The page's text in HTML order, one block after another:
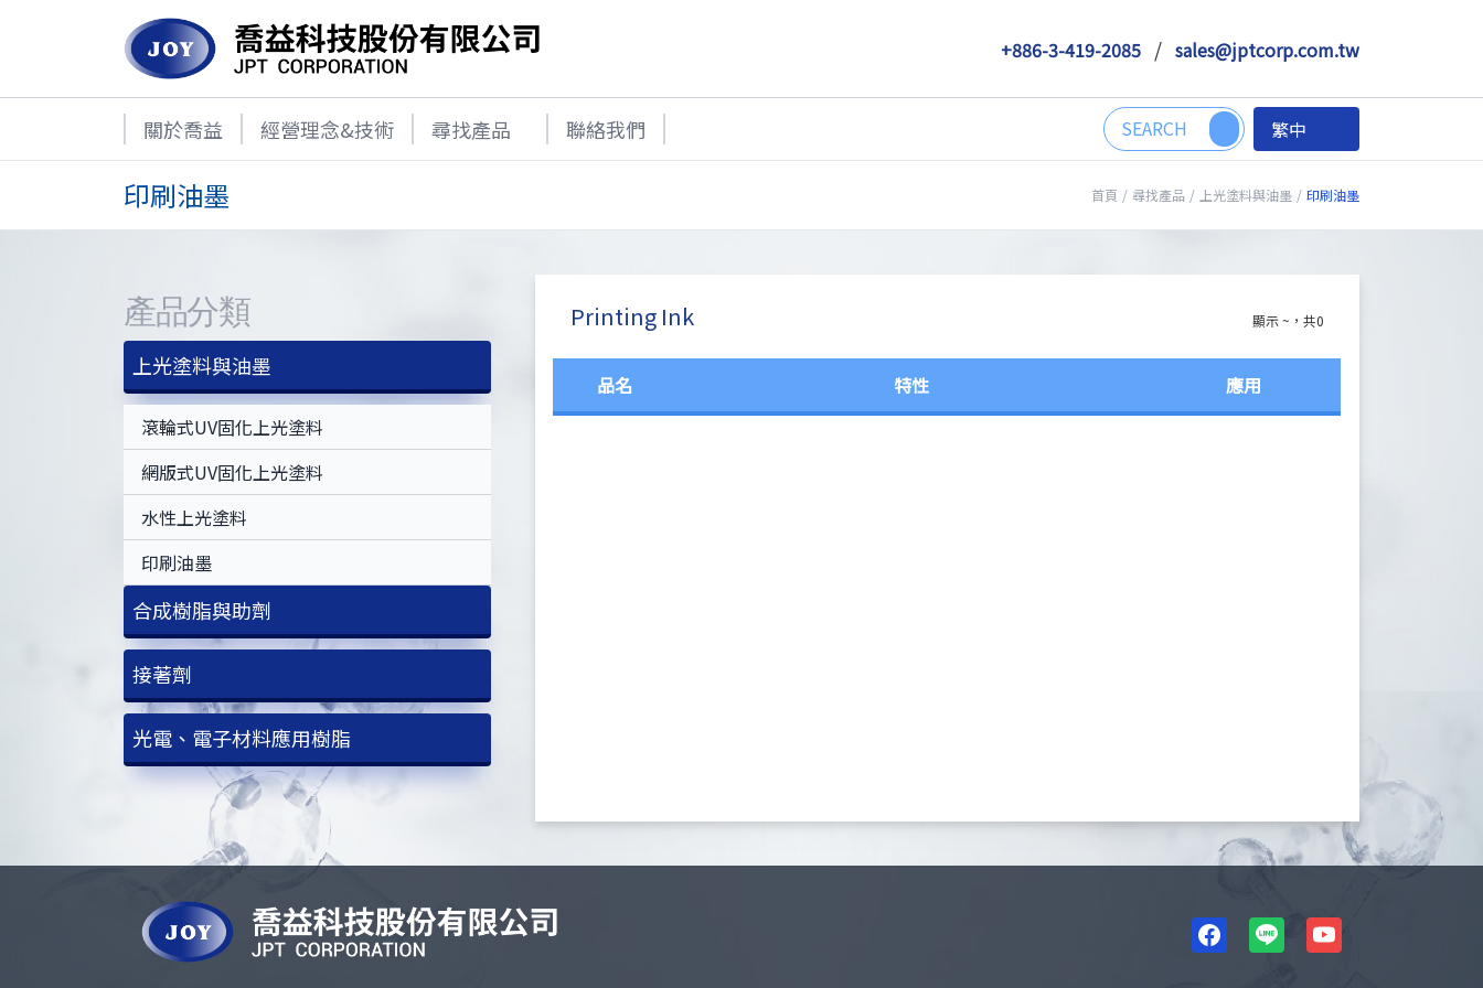
+886-3-419-2085 / sales@jptcorp.com.tw
關於喬益 經營理念&技術 尋找產品 聯絡我們 繁中
印刷油墨 首頁 / 尋找產品 / 上光塗料與油墨 / 印刷油墨
產品分類
上光塗料與油墨
滾輪式UV固化上光塗料
網版式UV固化上光塗料
水性上光塗料
印刷油墨
合成樹脂與助劑
環氧丙烯酸酯樹脂
純丙烯酸酯樹脂
脂肪族聚氨酯丙烯酸酯樹脂
芳香族聚氨酯丙烯酸酯樹脂
胺基改性聚醚丙烯酸酯樹脂
聚酯丙烯酸酯樹脂
反應性胺配合劑
接著劑
UV固化接著劑
水性接著劑
光電、電子材料應用樹脂
PCB硬板應用
PCB軟板應用
Printing Ink 顯示 ~，共0
品名 特性 應用